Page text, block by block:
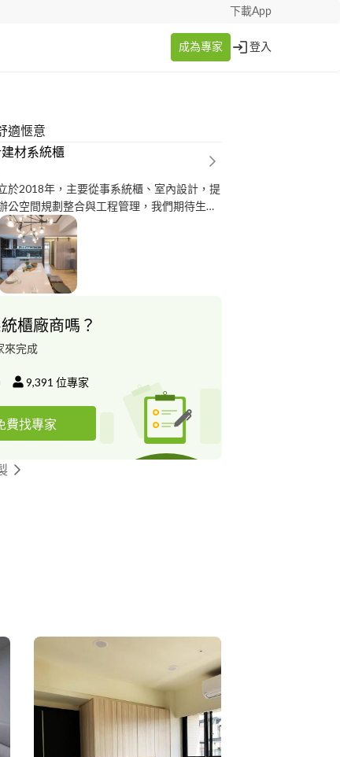
下載App
成為專家 登入
適愜意
材系統櫃
於2018年，主要從事系統櫃、室內設計，提
公空間規劃整合與工程管理，我們期待生活
表現，從業主的談吐、行為、穿著、品味延
場所；室內設計不僅滿足我們對美感的期
的一種態度。我們將業主的需求結合我們對
良好的動線機能規劃、材質與光線的演繹、
計劃性的照明、甚至於家具擺飾的挑選以及
性及施工技術完整的呈現。 相關證照 乙
一、居家 局部裝修 全
五、木地板 各式木地板施作 六、水電弱電
七、顧問 您想自己發包施作嗎？我們有專業
櫃廠商嗎？
來完成
9,391 位專家
費找專家